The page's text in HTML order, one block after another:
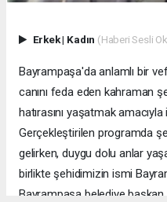
Erkek| Kadın (Haberi Sesli
Bayrampaşa'da anlamlı bir
canını feda eden kahraman
hatırasını yaşatmak
Gerçekleştirilen programda
gelirken, duygu dolu anlar
birlikte şehidimizin ismi
Bayrampaşa belediye başkan